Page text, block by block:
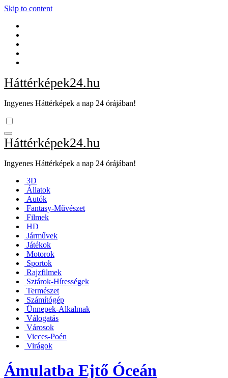
Skip to content
Háttérképek24.hu
Ingyenes Háttérképek a nap 24 órájában!
Háttérképek24.hu
Ingyenes Háttérképek a nap 24 órájában!
3D
Állatok
Autók
Fantasy-Művészet
Filmek
HD
Járművek
Játékok
Motorok
Sportok
Rajzfilmek
Sztárok-Hírességek
Természet
Számítógép
Ünnepek-Alkalmak
Válogatás
Városok
Vicces-Poén
Virágok
Ámulatba Ejtő Óceán